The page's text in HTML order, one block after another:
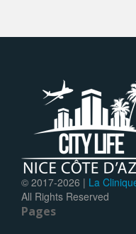
© 2017-2026 | La
All Rights Reserved
Pages